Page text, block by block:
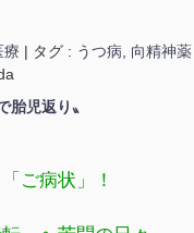
療 | タグ : うつ病
向精神薬
胎児返り〟
ご病状」！